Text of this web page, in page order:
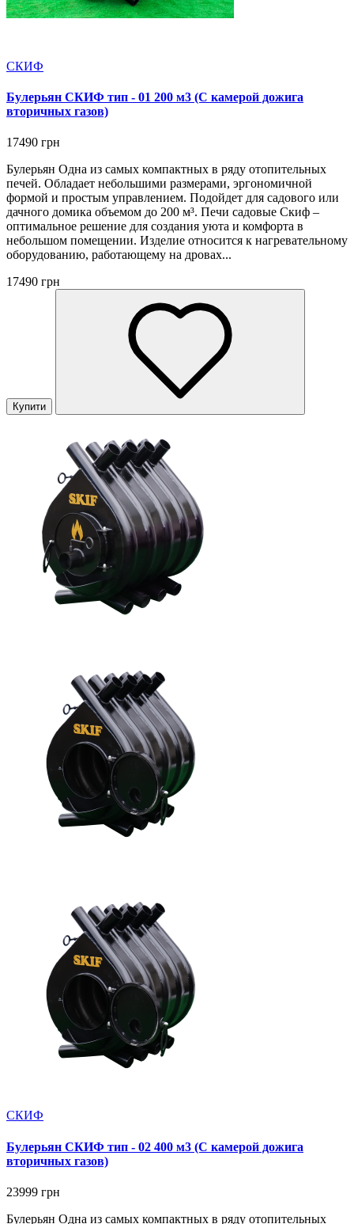
СКИФ
Булерьян СКИФ тип - 01 200 м3 (С камерой дожига
вторичных газов)
17490 грн
Булерьян Одна из самых компактных в ряду отопительных
печей. Обладает небольшими размерами, эргономичной
формой и простым управлением. Подойдет для садового или
дачного домика объемом до 200 м³. Печи садовые Скиф –
оптимальное решение для создания уюта и комфорта в
небольшом помещении. Изделие относится к нагревательному
оборудованию, работающему на дровах...
17490 грн
Купити
СКИФ
Булерьян СКИФ тип - 02 400 м3 (С камерой дожига
вторичных газов)
23999 грн
Булерьян Одна из самых компактных в ряду отопительных